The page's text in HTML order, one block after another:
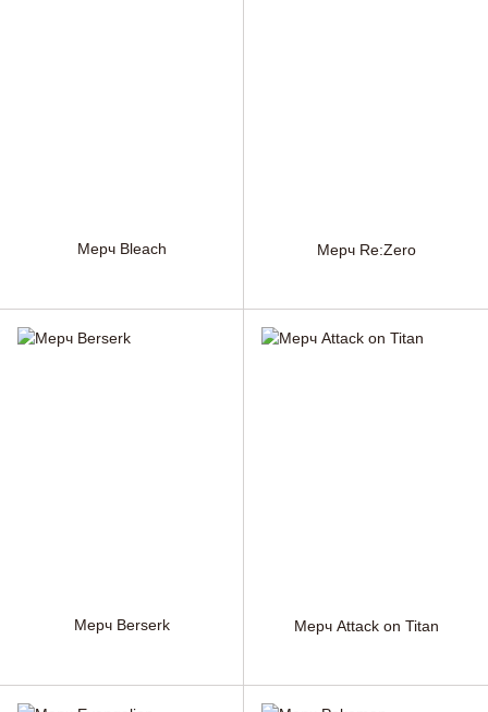
Мерч Bleach Мерч Re:Zero
Мерч Berserk Мерч Attack on Titan